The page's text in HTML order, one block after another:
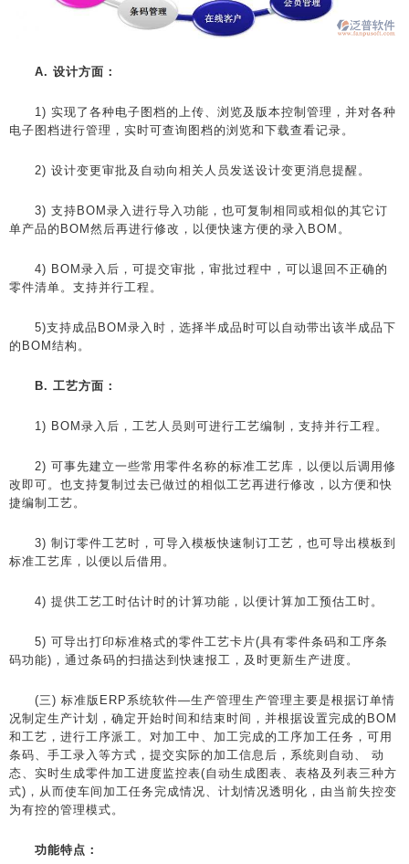
A. 设计方面：
1) 实现了各种电子图档的上传、浏览及版本控制管理，并对各种
电子图档进行管理，实时可查询图档的浏览和下载查看记录。
2) 设计变更审批及自动向相关人员发送设计变更消息提醒。
3) 支持BOM录入进行导入功能，也可复制相同或相似的其它订
单产品的BOM然后再进行修改，以便快速方便的录入BOM。
4) BOM录入后，可提交审批，审批过程中，可以退回不正确的
零件清单。支持并行工程。
5)支持成品BOM录入时，选择半成品时可以自动带出该半成品下
的BOM结构。
B. 工艺方面：
1) BOM录入后，工艺人员则可进行工艺编制，支持并行工程。
2) 可事先建立一些常用零件名称的标准工艺库，以便以后调用修
改即可。也支持复制过去已做过的相似工艺再进行修改，以方便和快
捷编制工艺。
3) 制订零件工艺时，可导入模板快速制订工艺，也可导出模板到
标准工艺库，以便以后借用。
4) 提供工艺工时估计时的计算功能，以便计算加工预估工时。
5) 可导出打印标准格式的零件工艺卡片(具有零件条码和工序条
码功能)，通过条码的扫描达到快速报工，及时更新生产进度。
(三) 标准版ERP系统软件—生产管理生产管理主要是根据订单情
况制定生产计划，确定开始时间和结束时间，并根据设置完成的BOM
和工艺，进行工序派工。对加工中、加工完成的工序加工任务，可用
条码、手工录入等方式，提交实际的加工信息后，系统则自动、 动
态、实时生成零件加工进度监控表(自动生成图表、表格及列表三种方
式)，从而使车间加工任务完成情况、计划情况透明化，由当前失控变
为有控的管理模式。
功能特点：